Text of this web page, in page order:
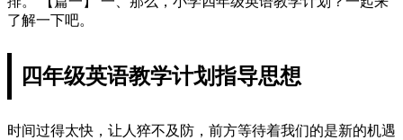
了解一下吧。
四年级英语教学计划指导思想
时间过得太快，让人猝不及防，前方等待着我们的是新的机遇